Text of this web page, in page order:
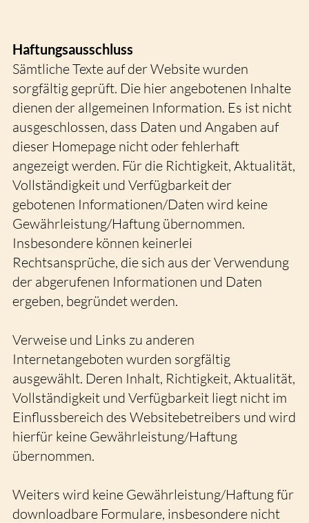
Haftungsausschluss
Sämtliche Texte auf der Website wurden
sorgfältig geprüft. Die hier angebotenen Inhalte
dienen der allgemeinen Information. Es ist nicht
ausgeschlossen, dass Daten und Angaben auf
dieser Homepage nicht oder fehlerhaft
angezeigt werden. Für die Richtigkeit, Aktualität,
Vollständigkeit und Verfügbarkeit der
gebotenen Informationen/Daten wird keine
Gewährleistung/Haftung übernommen.
Insbesondere können keinerlei
Rechtsansprüche, die sich aus der Verwendung
der abgerufenen Informationen und Daten
ergeben, begründet werden.
Verweise und Links zu anderen
Internetangeboten wurden sorgfältig
ausgewählt. Deren Inhalt, Richtigkeit, Aktualität,
Vollständigkeit und Verfügbarkeit liegt nicht im
Einflussbereich des Websitebetreibers und wird
hierfür keine Gewährleistung/Haftung
übernommen.
Weiters wird keine Gewährleistung/Haftung für
downloadbare Formulare, insbesondere nicht